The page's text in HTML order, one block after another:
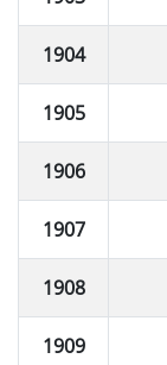
1904
1905
1906
1907
1908
1909